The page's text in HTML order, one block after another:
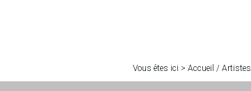
Vous êtes ici > Accueil / Artistes